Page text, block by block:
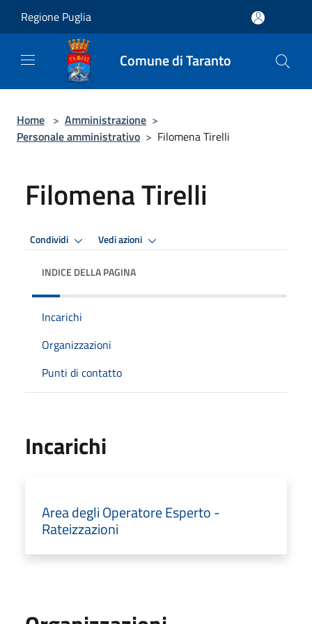
Regione Puglia
Comune di Taranto
Home > Amministrazione >
Personale amministrativo > Filomena Tirelli
Filomena Tirelli
Condividi Vedi azioni
INDICE DELLA PAGINA
Incarichi
Organizzazioni
Punti di contatto
Incarichi
Area degli Operatore Esperto -
Rateizzazioni